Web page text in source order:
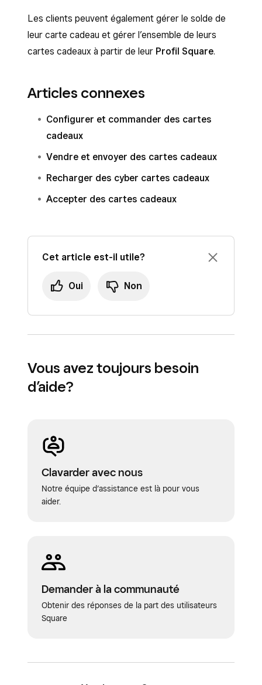
Les clients peuvent également gérer le solde de
leur carte cadeau et gérer l’ensemble de leurs
cartes cadeaux à partir de leur Profil Square.
Articles connexes
Configurer et commander des cartes
cadeaux
Vendre et envoyer des cartes cadeaux
Recharger des cyber cartes cadeaux
Accepter des cartes cadeaux
Cet article est-il utile?
Oui Non
Vous avez toujours besoin
d’aide?
Clavarder avec nous
Notre équipe d’assistance est là pour vous
aider.
Demander à la communauté
Obtenir des réponses de la part des utilisateurs
Square